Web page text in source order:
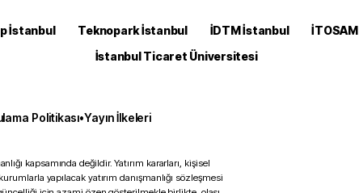
İstanbul Teknopark İstanbul İDTM İstanbul İTOSAM
İstanbul Ticaret Üniversitesi
Politikası•Yayın İlkeleri
kapsamında değildir. Yatırım kararları, kişisel
yapılacak yatırım danışmanlığı sözleşmesi